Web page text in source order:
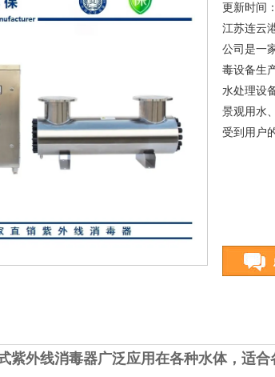
更新时间
江苏连云
公司是一
毒设备生
水处理设
景观用水
受到用户
紫外线消毒器广泛应用在各种水体，适